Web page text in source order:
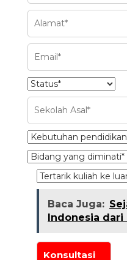
Baca Juga:
Indonesia dari